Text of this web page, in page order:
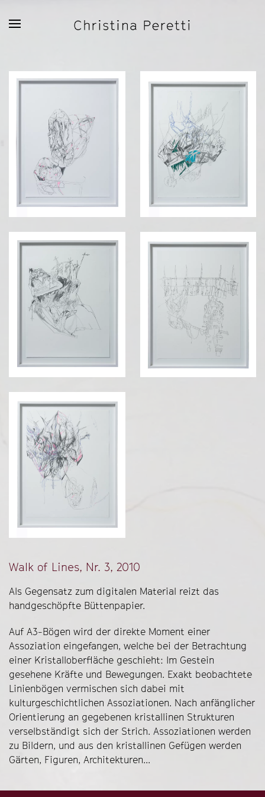
Zum Hauptinhalt springen
Walk of Lines, Nr. 3, 2010
Als Gegensatz zum digitalen Material reizt das
handgeschöpfte Büttenpapier.
Auf A3-Bögen wird der direkte Moment einer
Assoziation eingefangen, welche bei der Betrachtung
einer Kristalloberfläche geschieht: Im Gestein
gesehene Kräfte und Bewegungen. Exakt beobachtete
Linienbögen vermischen sich dabei mit
kulturgeschichtlichen Assoziationen. Nach anfänglicher
Orientierung an gegebenen kristallinen Strukturen
verselbständigt sich der Strich. Assoziationen werden
zu Bildern, und aus den kristallinen Gefügen werden
Gärten, Figuren, Architekturen...